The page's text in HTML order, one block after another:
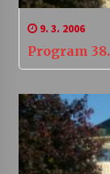
9. 3. 2006
Program